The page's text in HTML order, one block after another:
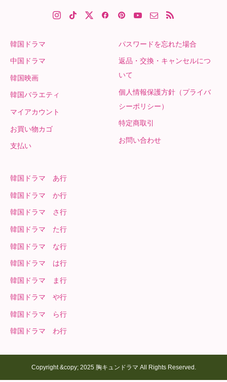
韓国ドラマ
中国ドラマ
韓国映画
韓国バラエティ
マイアカウント
お買い物カゴ
支払い
パスワードを忘れた場合
返品・交換・キャンセルにつ
いて
個人情報保護方針（プライバ
シーポリシー）
特定商取引
お問い合わせ
韓国ドラマ あ行
韓国ドラマ か行
韓国ドラマ さ行
韓国ドラマ た行
韓国ドラマ な行
韓国ドラマ は行
韓国ドラマ ま行
韓国ドラマ や行
韓国ドラマ ら行
韓国ドラマ わ行
Copyright &copy; 2025 胸キュンドラマ All Rights Reserved.